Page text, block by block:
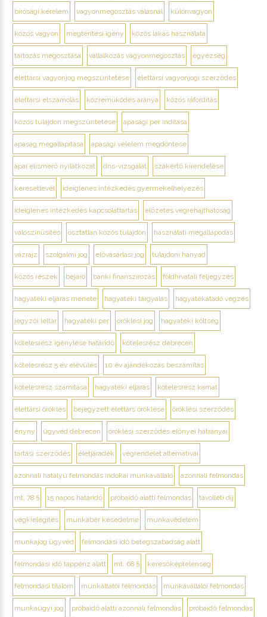
bírósági kérelem vagyonmegosztás válásnál különvagyon
közös vagyon megtérítési igény közös lakás használata
tartozás megosztása vállalkozás vagyonmegosztás egyezség
élettársi vagyonjog megszüntetése élettársi vagyonjogi szerződés
élettársi elszámolás közreműködés aránya közös ráfordítás
közös tulajdon megszüntetése apasági per indítása
apaság megállapítása apasági vélelem megdöntése
apai elismerő nyilatkozat dns-vizsgálat szakértő kirendelése
keresetlevél ideiglenes intézkedés gyermekelhelyezés
ideiglenes intézkedés kapcsolattartás előzetes végrehajthatóság
valószínűsítés osztatlan közös tulajdon használati megállapodás
vázrajz szolgalmi jog elővásárlási jog tulajdoni hányad
közös részek bejáró banki finanszírozás földhivatali feljegyzés
hagyatéki eljárás menete hagyatéki tárgyalás hagyatékátadó végzés
jegyzői leltár hagyatéki per öröklési jog hagyatéki költség
kötelesrész igénylése határidő kötelesrész debrecen
kötelesrész 5 év elévülés 10 év ajándékozás beszámítás
kötelesrész számítása hagyatéki eljárás kötelesrész kamat
élettársi öröklés bejegyzett élettárs öröklése öröklési szerződés
ényny ügyvéd debrecen öröklési szerződés előnyei hátrányai
tartási szerződés életjáradék végrendelet alternatívái
azonnali hatályú felmondás indokai munkavállaló azonnali felmondás
mt. 78 § 15 napos határidő próbaidő alatti felmondás távolléti díj
végkielégítés munkabér késedelme munkavédelem
munkajog ügyvéd felmondási idő betegszabadság alatt
felmondási idő táppénz alatt mt. 68 § keresőképtelenség
felmondási tilalom munkáltatói felmondás munkavállalói felmondás
munkaügyi jog próbaidő alatti azonnali felmondás próbaidő felmondás